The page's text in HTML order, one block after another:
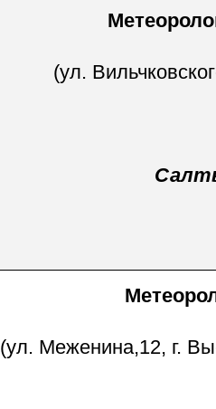
(ул.
(ул. Меженина,12, г.